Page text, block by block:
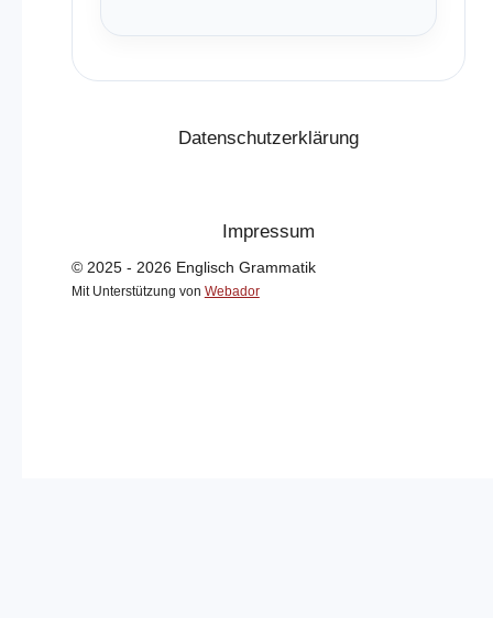
Datenschutzerklärung
Impressum
© 2025 - 2026 Englisch Grammatik
Mit Unterstützung von Webador